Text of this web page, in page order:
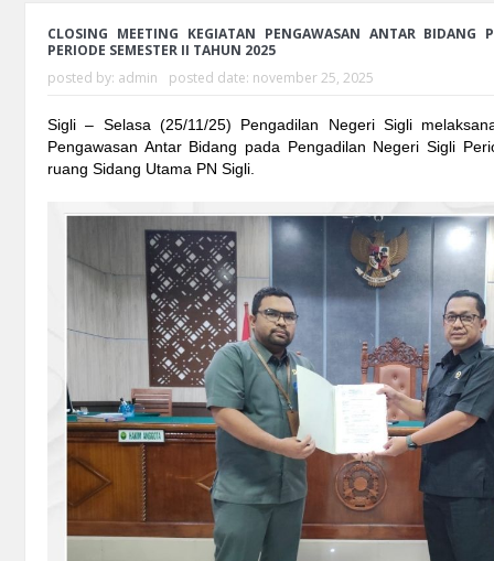
CLOSING MEETING KEGIATAN PENGAWASAN ANTAR BIDANG
PERIODE SEMESTER II TAHUN 2025
posted by: admin posted date: november 25, 2025
Sigli – Selasa (25/11/25) Pengadilan Negeri Sigli
Pengawasan Antar Bidang pada Pengadilan Negeri Sigli
ruang Sidang Utama PN Sigli.